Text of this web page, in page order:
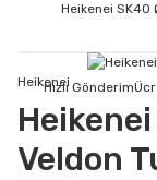
Heikenei SK40
Hızlı Gönderim
Heikenei
Veldon